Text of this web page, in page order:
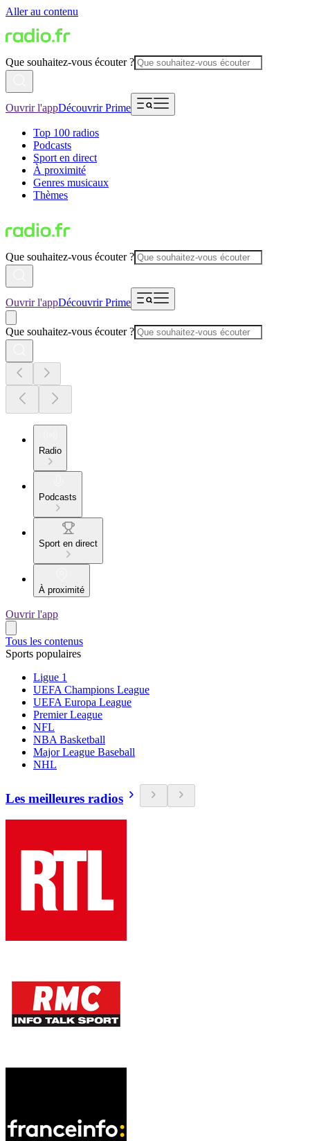
Aller au contenu
Que souhaitez-vous écouter ?
Ouvrir l'appDécouvrir Prime
Top 100 radios
Podcasts
Sport en direct
À proximité
Genres musicaux
Thèmes
Que souhaitez-vous écouter ?
Ouvrir l'appDécouvrir Prime
Que souhaitez-vous écouter ?
Radio
Podcasts
Sport en direct
À proximité
Ouvrir l'app
Tous les contenus
Sports populaires
Ligue 1
UEFA Champions League
UEFA Europa League
Premier League
NFL
NBA Basketball
Major League Baseball
NHL
Les meilleures radios